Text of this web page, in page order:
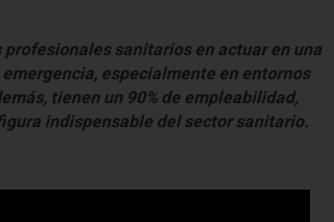
profesionales sanitarios en actuar en una
especialmente en entornos
tienen un 90% de empleabilidad,
indispensable del sector sanitario.